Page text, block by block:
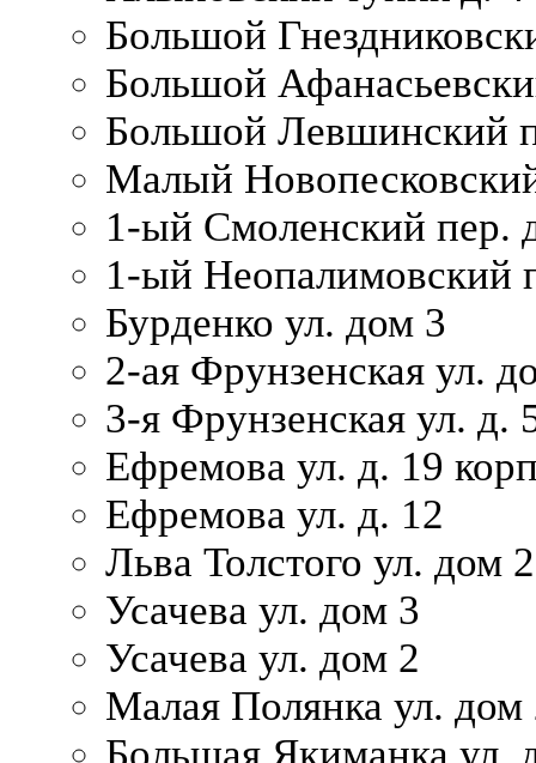
Большой
Большой
Большой Левшинский
Малый
1-ый Смоленский пер.
1-ый Неопалимовский
Бурденко ул. дом 3
2-ая Фрунзенская ул.
3-я Фрунзенская ул. д.
Ефремова ул. д. 19
Ефремова ул. д. 12
Льва Толстого ул. дом
Усачева ул. дом 3
Усачева ул. дом 2
Малая Полянка ул. дом